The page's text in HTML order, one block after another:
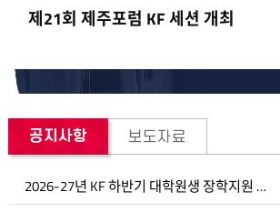
제21회 제주포럼 KF 세션 개최
공지사항
2026-27년 KF 하반기 대학원생 장학지원 및 박사후연구 펠로십
보도자료